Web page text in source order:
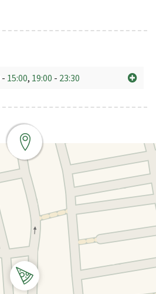
- 15:00, 19:00 - 23:30